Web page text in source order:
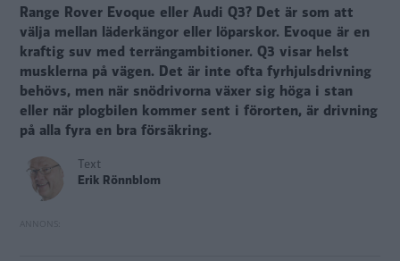
Range Rover Evoque eller Audi Q3? Det är som att
välja mellan läderkängor eller löparskor. Evoque är en
kraftig suv med terrängambitioner. Q3 visar helst
musklerna på vägen. Det är inte ofta fyrhjulsdrivning
behövs, men när snödrivorna växer sig höga i stan
eller när plogbilen kommer sent i förorten, är drivning
på alla fyra en bra försäkring.
Text
Erik Rönnblom